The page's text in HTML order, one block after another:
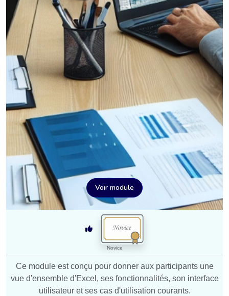
Voir module
Novice
Ce module est conçu pour donner aux participants une
vue d'ensemble d'Excel, ses fonctionnalités, son interface
utilisateur et ses cas d'utilisation courants.